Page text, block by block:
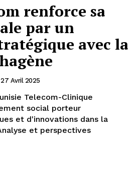
renforce sa
par un
avec la
27 Avril 2025
Telecom-Clinique
social porteur
et d'innovations dans la
et perspectives